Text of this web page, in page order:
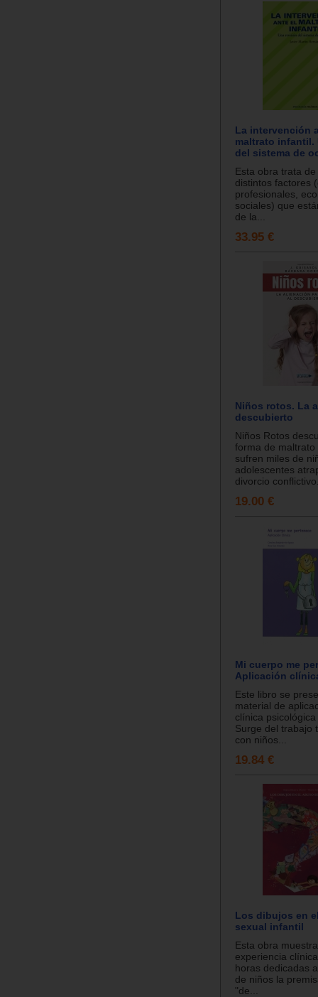
La intervención
maltrato infantil.
del sistema de
Esta obra trata
distintos factores
profesionales,
sociales) que
de la...
33.95 €
Niños rotos. La
descubierto
Niños Rotos
forma de maltrato
sufren miles de
adolescentes
divorcio
19.00 €
Mi cuerpo me
Aplicación
Este libro se
material de
clínica
Surge del trabajo
con niños...
19.84 €
Los dibujos en
sexual infantil
Esta obra
experiencia
horas dedicadas
de niños la
"de...